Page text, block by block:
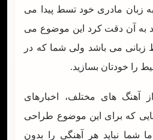
در 2 سال به زبان مادری خود تسط پیدا می
به آن دقت کرد این موضوع می
می باشد ولی شما که در
را خودتان بسازید.
آهنگ های مختلف، اخبارهای
هایی که برای این موضوع طراحی
شما نباید هر آهنگی را بدون